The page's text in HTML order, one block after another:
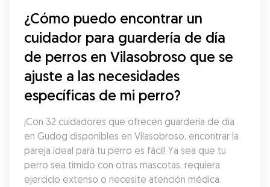
¿Cómo puedo encontrar un
cuidador para guardería de día
de perros en Vilasobroso que se
ajuste a las necesidades
específicas de mi perro?
¡Con 32 cuidadores que ofrecen guardería de día
en Gudog disponibles en Vilasobroso, encontrar la
pareja ideal para tu perro es fácil! Ya sea que tu
perro sea tímido con otras mascotas, requiera
ejercicio extenso o necesite atención médica